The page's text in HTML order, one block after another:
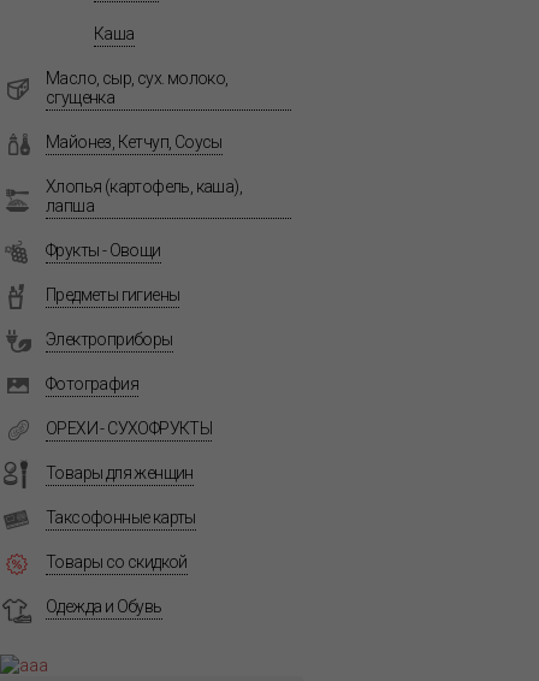
Каша
Масло, сыр, сух. молоко,
сгущенка
Майонез, Кетчуп, Соусы
Хлопья (картофель, каша),
лапша
Фрукты - Овощи
Предметы гигиены
Электроприборы
Фотография
ОРЕХИ - СУХОФРУКТЫ
Товары для женщин
Таксофонные карты
Товары со скидкой
Одежда и Обувь